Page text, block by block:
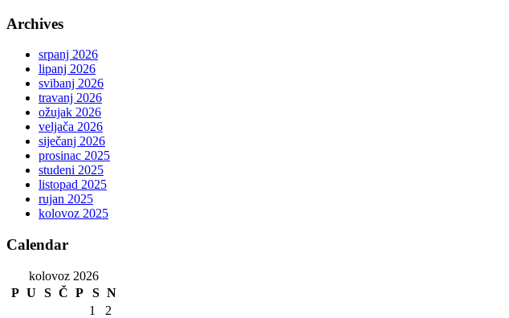
Archives
srpanj 2026
lipanj 2026
svibanj 2026
travanj 2026
ožujak 2026
veljača 2026
siječanj 2026
prosinac 2025
studeni 2025
listopad 2025
rujan 2025
kolovoz 2025
Calendar
kolovoz 2026
P U S Č P S N
1
2